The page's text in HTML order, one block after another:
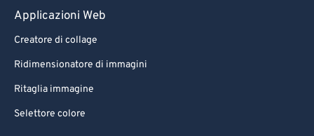
Applicazioni Web
Creatore di collage
Ridimensionatore di immagini
Ritaglia immagine
Selettore colore